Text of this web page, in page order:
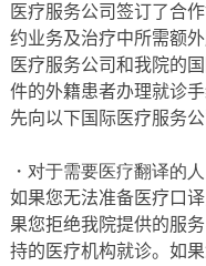
医疗服务公司签订了合作
约业务及治疗中所需额
医疗服务公司和我院的国
件的外籍患者办理就诊手
先向以下国 际医疗服务
・对于需要医疗翻译的人
如果您无法准备医疗口
果您拒绝我院提供的服
持的医疗机构就诊。如